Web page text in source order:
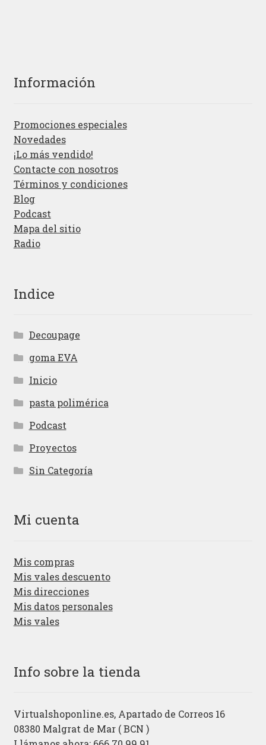
Información
Promociones especiales
Novedades
¡Lo más vendido!
Contacte con nosotros
Términos y condiciones
Blog
Podcast
Mapa del sitio
Radio
Indice
Decoupage
goma EVA
Inicio
pasta polimérica
Podcast
Proyectos
Sin Categoría
Mi cuenta
Mis compras
Mis vales descuento
Mis direcciones
Mis datos personales
Mis vales
Info sobre la tienda
Virtualshoponline.es, Apartado de Correos 16
08380 Malgrat de Mar ( BCN )